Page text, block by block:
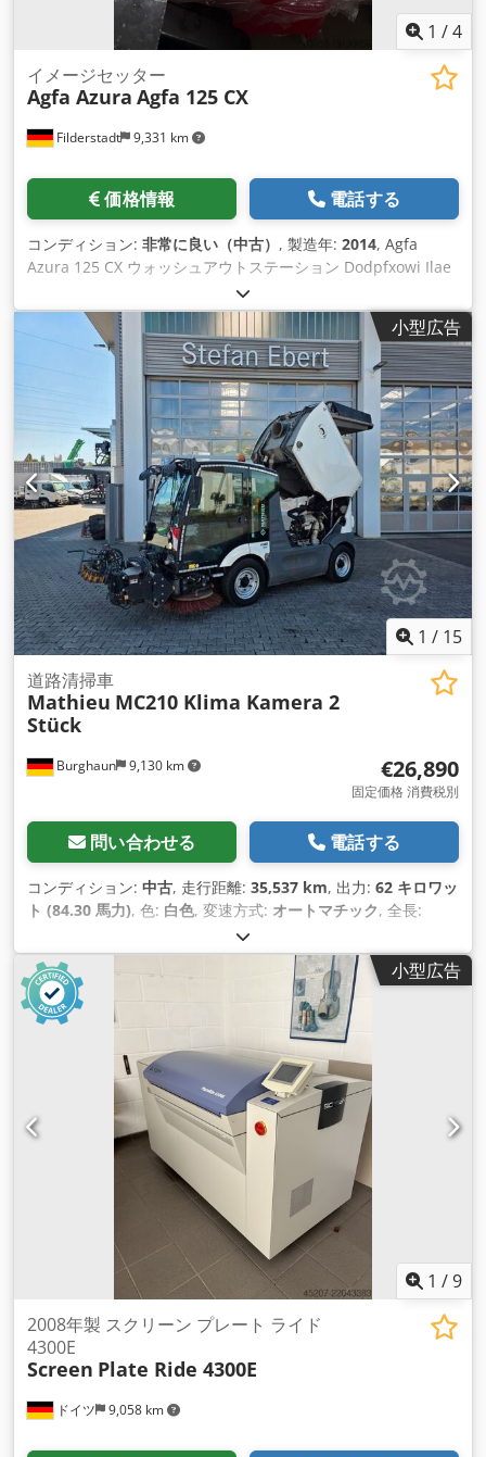
1 /4
Filderstadt 9,331 km
イメージセッター
Agfa Azura Agfa 125 CX
価格情報 電話する
コンディション: 非常に良い（中古） , 製造年: 2014, Agfa
Azura 125 CX ウォッシュアウトステーション Dodpfxowi Ilae
小型広告
1 / 15
Burghaun 9,130 km
道路清掃車
Mathieu MC210 Klima Kamera 2
Stück
€26,890
固定価格 消費税別
問い合わせる 電話する
コンディション: 中古, 走行距離: 35,537 km, 出力: 62 キロワッ
ト (84.30 馬力), 色: 白色, 変速方式: オートマチック, 全長:
13,500 mm, 全高:
2020, 装備:ABS（アンチロック・ブレーキ・システム）, エア
コン, パワーステアリング
小型広告
1 /9
ドイツ 9,058 km
2008年製 スクリーン プレート ライド
4300E
Screen Plate Ride 4300E